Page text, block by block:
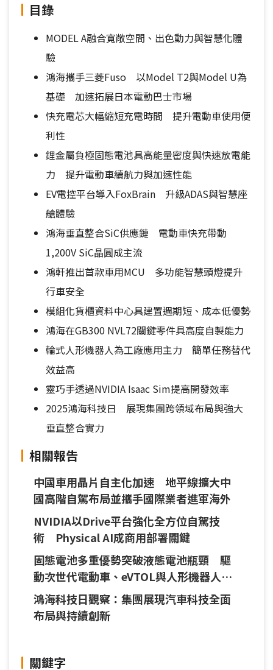
目錄
MODEL A融合寬敞空間、出色動力與智慧化體
驗
鴻海攜手三菱Fuso 以Model T2與Model U為
基礎 加速拓展日本電動巴士市場
快充電芯大幅縮短充電時間 提升電動車使用便
利性
鋰金屬負極固態電池具高能量密度與快速放電能
力 提升電動車續航力與加速性能
EV電控平台導入FoxBrain 升級ADAS與智慧座
艙體驗
鴻海垂直整合SiC供應鏈 電動車快充帶動
1,200V SiC晶圓成主流
鴻軒推出首款車用MCU 多功能智慧頭燈提升
行車安全
模組化貨櫃資料中心具建置週期短、成本低優勢
鴻海在GB300 NVL72關鍵零件具高度自製能力
輪式人形機器人為工廠應用主力 簡單任務替代
效益高
靈巧手透過NVIDIA Isaac Sim提高開發效率
2025鴻海科技日 展現集團跨領域布局與強大
垂直整合實力
相關報告
中國車用晶片自主化加速 地平線擴大中
國高階自駕布局並攜手國際業者進軍海外
NVIDIA以Drive平台強化全方位自駕技
術 Physical AI成商用部署關鍵
固態電池多重優勢突破液態電池瓶頸 驅
動次世代電動車、eVTOL與人形機器人應
用
鴻海科技日觀察：集團展現汽車科技全面
布局與持續創新
關鍵字